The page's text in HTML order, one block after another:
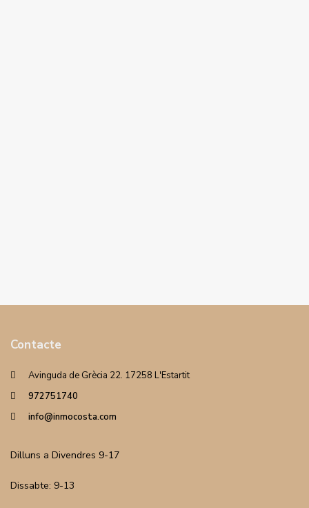
Contacte
Avinguda de Grècia 22. 17258 L'Estartit
972751740
info@inmocosta.com
Dilluns a Divendres 9-17
Dissabte: 9-13